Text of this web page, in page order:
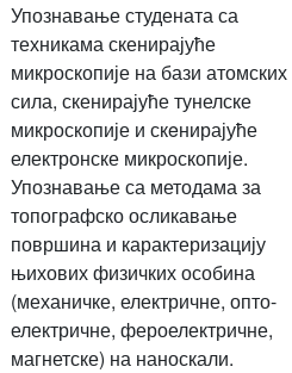
Упознавање студената са
техникама скенирајуће
микроскопије на бази атомских
сила, скенирајуће тунелске
микроскопије и скeнирајуће
електронске микроскопије.
Упознавање са методама за
топографско осликавање
површина и карактеризацију
њихових физичких особина
(механичке, електричне, опто-
електричне, фероелектричне,
магнетске) на наноскали.